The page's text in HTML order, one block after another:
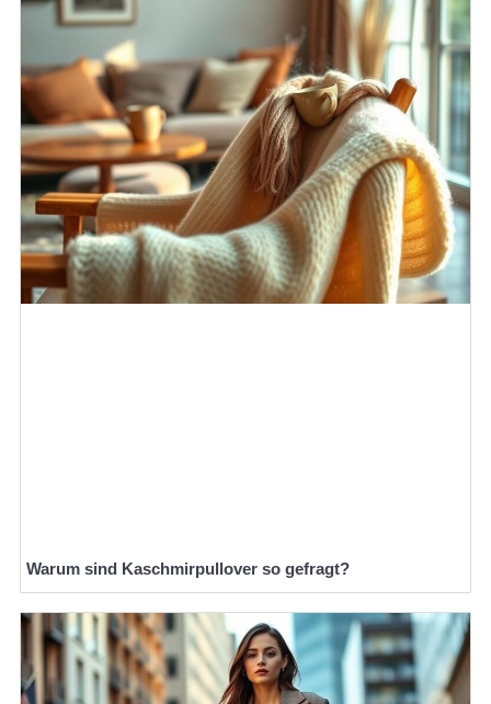
Warum sind Kaschmirpullover so gefragt?